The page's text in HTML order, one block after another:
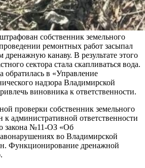
собственник земельного
ремонтных работ засыпал
канаву. В результате этого
сектора стала скапливаться вода.
обратилась в «Управление
надзора Владимирской
виновника к ответственности.
проверки собственник земельного
к административной ответственности
закона №11-ОЗ «Об
во Владимирской
Функционирование дренажной